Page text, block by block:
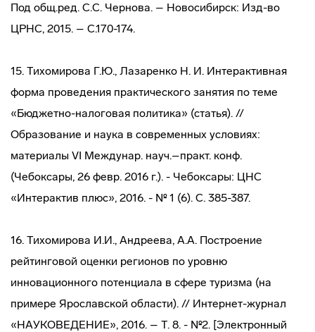
Под общ.ред. С.С. Чернова. – Новосибирск: Изд-во
ЦРНС, 2015. – С.170-174.
15. Тихомирова Г.Ю., Лазаренко Н. И. Интерактивная
форма проведения практического занятия по теме
«Бюджетно-налоговая политика» (статья). //
Образование и наука в современных условиях:
материалы VI Междунар. науч.–практ. конф.
(Чебоксары, 26 февр. 2016 г.). - Чебоксары: ЦНС
«Интерактив плюс», 2016. - № 1 (6). С. 385-387.
16. Тихомирова И.И., Андреева, А.А. Построение
рейтинговой оценки регионов по уровню
инновационного потенциала в сфере туризма (на
примере Ярославской области). // Интернет-журнал
«НАУКОВЕДЕНИЕ», 2016. – Т. 8. - №2. [Электронный